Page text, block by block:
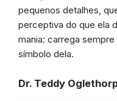
pequenos detalhes,
perceptiva do que ela
mania: carrega
símbolo dela.
Dr. Teddy